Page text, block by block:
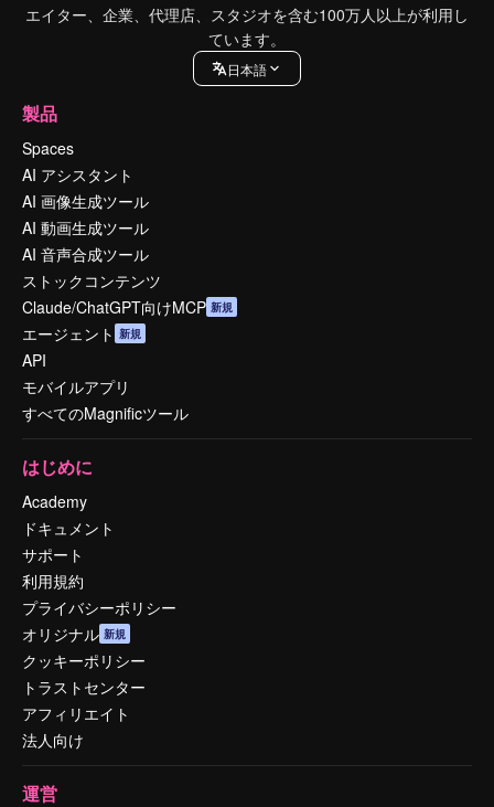
エイター、企業、代理店、スタジオを含む100万人以上が利用し
ています。
日本語
製品
Spaces
AI アシスタント
AI 画像生成ツール
AI 動画生成ツール
AI 音声合成ツール
ストックコンテンツ
Claude/ChatGPT向けMCP 新規
エージェント 新規
API
モバイルアプリ
すべてのMagnificツール
はじめに
Academy
ドキュメント
サポート
利用規約
プライバシーポリシー
オリジナル 新規
クッキーポリシー
トラストセンター
アフィリエイト
法人向け
運営